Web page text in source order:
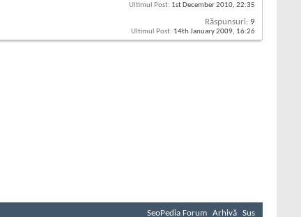
Ultimul Post: 1st December 2010, 22:35
Răspunsuri: 9
Ultimul Post: 14th January 2009, 16:26
SeoPedia Forum Arhivă Sus